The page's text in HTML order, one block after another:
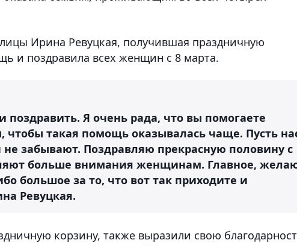
Ирина Ревуцкая, получившая праздничную
и поздравила всех женщин с 8 марта.
Я очень рада, что вы помогаете
чтобы такая помощь оказывалась чаще. Пусть
забывают. Поздравляю прекрасную половину с
больше внимания женщинам. Главное,
большое за то, что вот так приходите и
Ревуцкая.
корзину, также выразили свою